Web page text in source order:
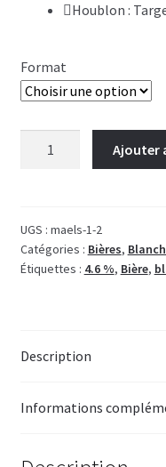
Houblon :
Format
Abyss
Ajouter
UGS : maels-1-2
Catégories : Bières,
Étiquettes : 4.6 %, Bière,
Description
Informations